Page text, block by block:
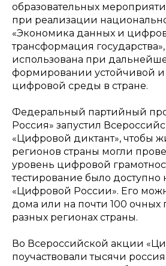
образовательных
при реализации
«Экономика данных и
трансформация государства»,
использована при
формировании устойчивой и
цифровой среды в стране.
Федеральный партийный
Россия» запустил
«Цифровой диктант», чтобы
регионов страны могли
уровень цифровой
тестирование было доступно
«Цифровой России». Его
дома или на почти 100 очных
разных регионах страны.
Во Всероссийской акции
поучаствовали тысячи